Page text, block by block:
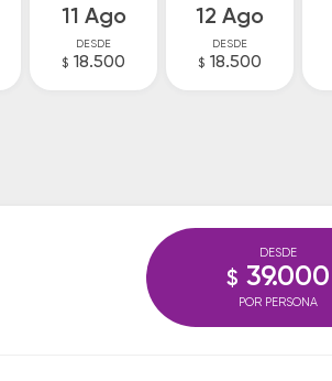
11 Ago
DESDE
$ 18.500
12 Ago
DESDE
$ 18.500
DESDE
$ 39.000
POR PERSONA